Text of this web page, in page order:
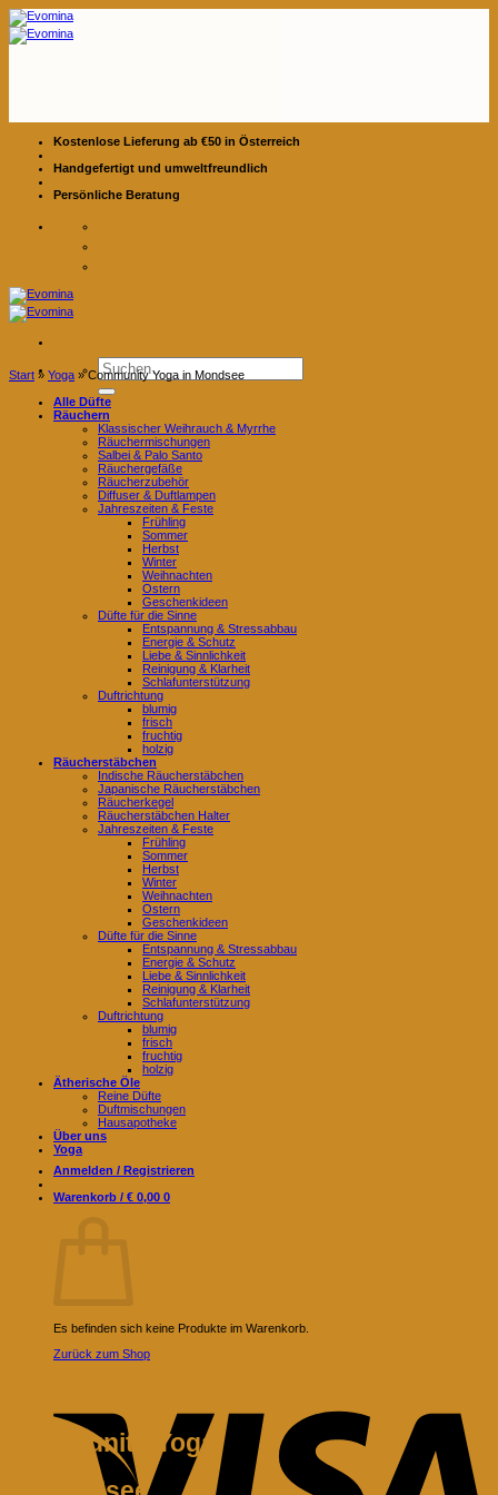
Zum
Inhalt
springen
Kostenlose Lieferung ab €50 in Österreich
Handgefertigt und umweltfreundlich
Persönliche Beratung
Suchen
nach:
Alle Düfte
Räuchern
Klassischer Weihrauch & Myrrhe
Räuchermischungen
Salbei & Palo Santo
Räuchergefäße
Räucherzubehör
Diffuser & Duftlampen
Jahreszeiten & Feste
Frühling
Sommer
Herbst
Winter
Weihnachten
Ostern
Geschenkideen
Düfte für die Sinne
Entspannung & Stressabbau
Energie & Schutz
Liebe & Sinnlichkeit
Reinigung & Klarheit
Schlafunterstützung
Duftrichtung
blumig
frisch
fruchtig
holzig
Räucherstäbchen
Indische Räucherstäbchen
Japanische Räucherstäbchen
Räucherkegel
Räucherstäbchen Halter
Jahreszeiten & Feste
Frühling
Sommer
Herbst
Winter
Weihnachten
Ostern
Geschenkideen
Düfte für die Sinne
Entspannung & Stressabbau
Energie & Schutz
Liebe & Sinnlichkeit
Reinigung & Klarheit
Schlafunterstützung
Duftrichtung
blumig
frisch
fruchtig
holzig
Ätherische Öle
Reine Düfte
Duftmischungen
Hausapotheke
Über uns
Yoga
Anmelden / Registrieren
Warenkorb / € 0,00 0
Es befinden sich keine Produkte im Warenkorb.
Zurück zum Shop
Start » Yoga »Community Yoga in Mondsee
Community Yoga